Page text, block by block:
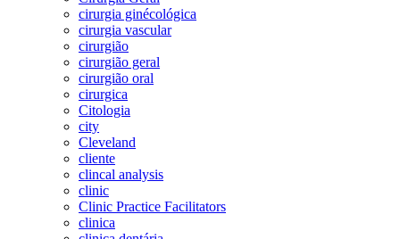
cirurgia ginécológica
cirurgia vascular
cirurgião
cirurgião geral
cirurgião oral
cirurgica
Citologia
city
Cleveland
cliente
clincal analysis
clinic
Clinic Practice Facilitators
clinica